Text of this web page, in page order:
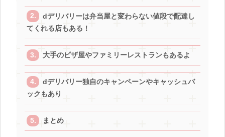
dデリバリーは弁当屋と変わらない値段で配達し
てくれる店もある！
大手のピザ屋やファミリーレストランもあるよ
dデリバリー独自のキャンペーンやキャッシュバ
ックもあり
まとめ